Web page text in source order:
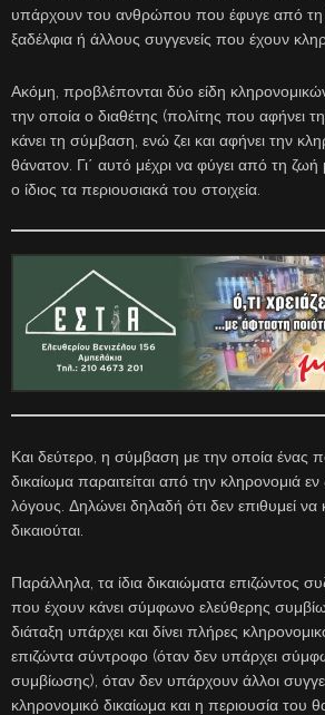
υπάρχουν του ανθρώπου που έφυγε από
ξαδέλφια ή άλλους συγγενείς που έχουν
Ακόμη, προβλέπονται δύο είδη
την οποία ο διαθέτης (πολίτης που αφήνει
κάνει τη σύμβαση, ενώ ζει και αφήνει την
θάνατον. Γι΄ αυτό μέχρι να φύγει από τη ζωή
ο ίδιος τα περιουσιακά του στοιχεία.
Και δεύτερο, η σύμβαση με την οποία ένας
δικαίωμα παραιτείται από την κληρονομιά
λόγους. Δηλώνει δηλαδή ότι δεν επιθυμεί να
δικαιούται.
Παράλληλα, τα ίδια δικαιώματα επιζώντος
που έχουν κάνει σύμφωνο ελεύθερης
διάταξη υπάρχει και δίνει πλήρες
επιζώντα σύντροφο (όταν δεν υπάρχει
συμβίωσης), όταν δεν υπάρχουν άλλοι
κληρονομικό δικαίωμα και η περιουσία του